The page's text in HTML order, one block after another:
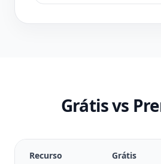
Grátis vs
Recurso Grátis